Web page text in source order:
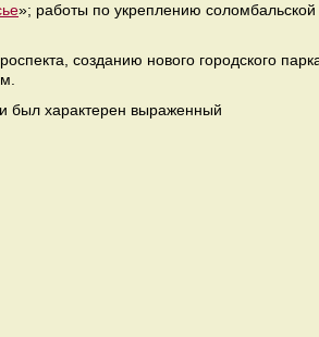
»; работы по укреплению соломбальской
созданию нового городского
был характерен выраженный